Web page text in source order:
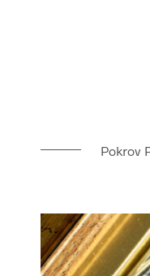
Pokrov